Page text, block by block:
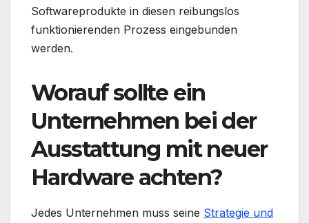
Softwareprodukte in diesen reibungslos
funktionierenden Prozess eingebunden
werden.
Worauf sollte ein
Unternehmen bei der
Ausstattung mit neuer
Hardware achten?
Jedes Unternehmen muss seine Strategie und